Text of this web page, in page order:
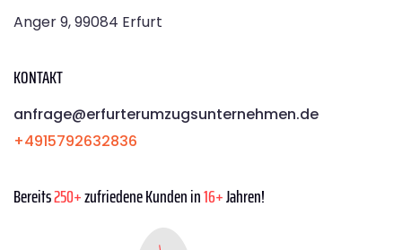
Anger 9, 99084 Erfurt
KONTAKT
anfrage@erfurterumzugsunternehmen.de
+4915792632836
Bereits250+zufriedene Kunden in16+Jahren!